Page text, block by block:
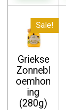
Sale!
Griekse
Zonnebl
oemhon
ing
(280g)